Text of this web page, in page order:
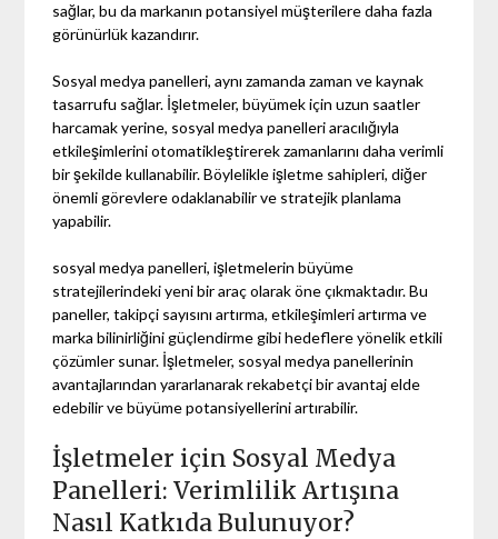
sağlar, bu da markanın potansiyel müşterilere daha fazla
görünürlük kazandırır.
Sosyal medya panelleri, aynı zamanda zaman ve kaynak
tasarrufu sağlar. İşletmeler, büyümek için uzun saatler
harcamak yerine, sosyal medya panelleri aracılığıyla
etkileşimlerini otomatikleştirerek zamanlarını daha verimli
bir şekilde kullanabilir. Böylelikle işletme sahipleri, diğer
önemli görevlere odaklanabilir ve stratejik planlama
yapabilir.
sosyal medya panelleri, işletmelerin büyüme
stratejilerindeki yeni bir araç olarak öne çıkmaktadır. Bu
paneller, takipçi sayısını artırma, etkileşimleri artırma ve
marka bilinirliğini güçlendirme gibi hedeflere yönelik etkili
çözümler sunar. İşletmeler, sosyal medya panellerinin
avantajlarından yararlanarak rekabetçi bir avantaj elde
edebilir ve büyüme potansiyellerini artırabilir.
İşletmeler için Sosyal Medya
Panelleri: Verimlilik Artışına
Nasıl Katkıda Bulunuyor?